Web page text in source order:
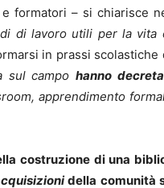
formatori – si chiarisce
di lavoro utili per la vita
in prassi
sul campo hanno
apprendimento
costruzione di una
della comunità